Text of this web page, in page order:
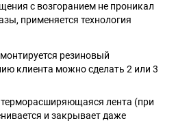
с возгоранием не проникал
применяется технология
резиновый
клиента можно сделать 2 или 3
лента (при
и закрывает даже